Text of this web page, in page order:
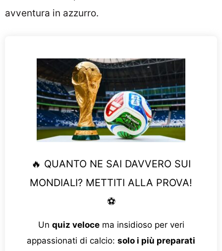
avventura in azzurro.
🔥 QUANTO NE SAI DAVVERO SUI
MONDIALI? METTITI ALLA PROVA!
⚽
Un quiz velocema insidioso per veri
appassionati di calcio: solo i più preparati